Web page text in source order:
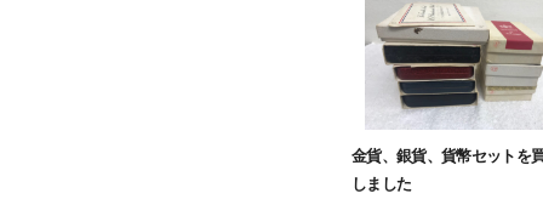
金貨、銀貨、貨幣セットを
しました